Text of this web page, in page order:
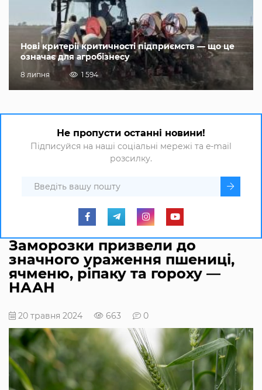
Нові критерії критичності підприємств — що це
означає для агробізнесу
8 липня 1 594
Не пропусти останні новини!
Підписуйся на наші соціальні мережі та e-mail
розсилку.
Заморозки призвели до
значного ураження пшениці,
ячменю, ріпаку та гороху —
НААН
20 травня 2024 663 0